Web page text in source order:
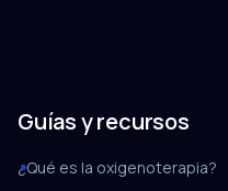
Guías y recursos
¿Qué es la oxigenoterapia?